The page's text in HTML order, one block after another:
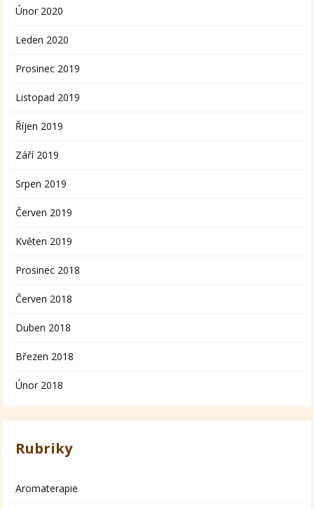
Únor 2020
Leden 2020
Prosinec 2019
Listopad 2019
Říjen 2019
Září 2019
Srpen 2019
Červen 2019
Květen 2019
Prosinec 2018
Červen 2018
Duben 2018
Březen 2018
Únor 2018
Rubriky
Aromaterapie